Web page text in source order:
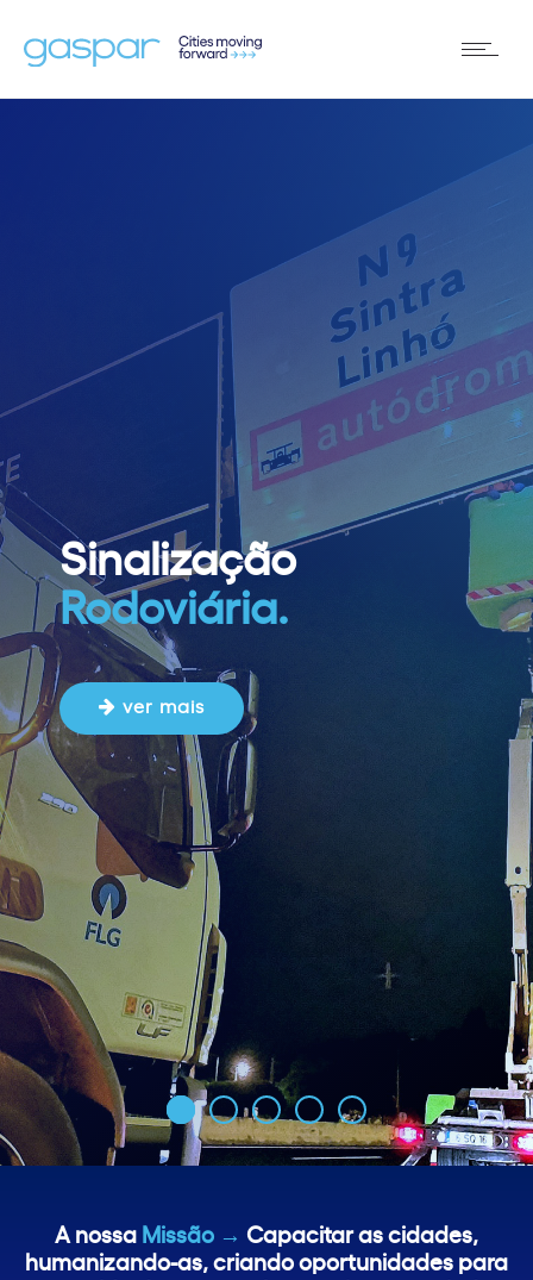
Sinalização
Rodoviária.
ver mais
A nossa Missão → Capacitar as cidades,
humanizando-as, criando oportunidades para